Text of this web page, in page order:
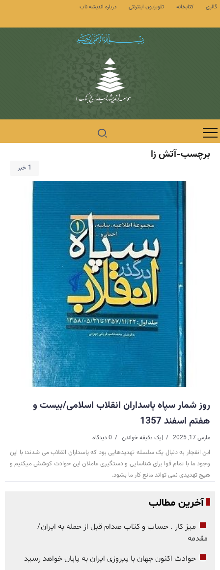
گالری کتابخانه تلویزیون اینترنتی درباره اندیشه ناب
برچسب-آتش زا
1 خبر
روز شمار سپاه پاسداران انقلاب اسلامی/بیست و
هفتم اسفند 1357
مارس 17, 2025 |یک دقیقه خواندن 0 دیدگاه
این انفجار به دنبال یک سلسله تهدیدهایی بود که پاسداران انقلاب می شدند؛ با این
وجود ما با تمام قوا برای شناسایی و دستگیری عاملان این حوادث کوشش میکنیم و
هیچ تهدیدی نمی تواند مانع کار ما بشود.
آخرین مطالب
میز کار . حساب و کتاب صدام قبل از حمله به ایران/
مقدمه
حوادث اکنون جهان با پیروزی ایران به پایان خواهد رسید